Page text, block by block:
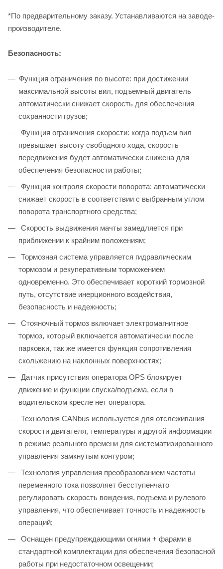
*По предварительному заказу. Устанавливаются на заводе-
производителе.
Безопасность:
Функция ограничения по высоте: при достижении
максимальной высоты вил, подъемный двигатель
автоматически снижает скорость для обеспечения
сохранности грузов;
Функция ограничения скорости: когда подъем вил
превышает высоту свободного хода, скорость
передвижения будет автоматически снижена для
обеспечения безопасности работы;
Функция контроля скорости поворота: автоматически
снижает скорость в соответствии с выбранным углом
поворота транспортного средства;
Скорость выдвижения мачты замедляется при
приближении к крайним положениям;
Тормозная система управляется гидравлическим
тормозом и рекуперативным торможением
одновременно. Это обеспечивает короткий тормозной
путь, отсутствие инерционного воздействия,
безопасность и надежность;
Стояночный тормоз включает электромагнитное
тормоз, который включается автоматически после
парковки, так же имеется функция сопротивления
скольжению на наклонных поверхностях;
Датчик присутствия оператора OPS блокирует
движение и функции спуска/подъема, если в
водительском кресле нет оператора.
Технология CANbus используется для отслеживания
скорости двигателя, температуры и другой информации
в режиме реального времени для систематизированного
управления замкнутым контуром;
Технология управления преобразованием частоты
переменного тока позволяет бесступенчато
регулировать скорость вождения, подъема и рулевого
управления, что обеспечивает точность и надежность
операций;
Оснащен предупреждающими огнями + фарами в
стандартной комплектации для обеспечения безопасной
работы при недостаточном освещении;